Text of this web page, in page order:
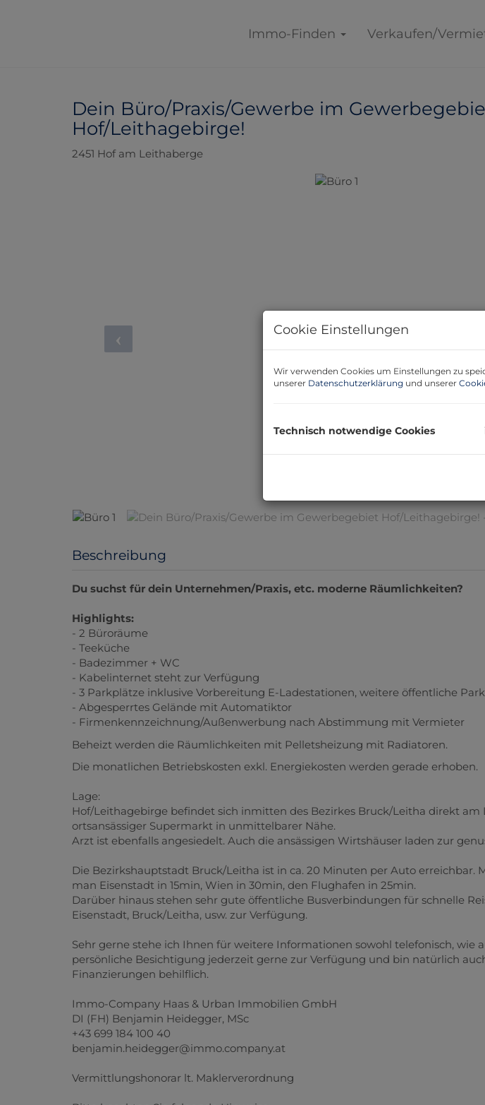
Immo-Finden Verkaufen/
Dein Büro/Praxis/Gewerbe im
Hof/Leithagebirge!
2451 Hof am Leithaberge
Beschreibung
Du suchst für dein Unternehmen/Praxis, etc. moderne Räumlichkeiten?
Highlights:
- 2 Büroräume
- Teeküche
- Badezimmer + WC
- Kabelinternet steht zur Verfügung
- 3 Parkplätze inklusive Vorbereitung E-Ladestationen, weitere öffentliche
- Abgesperrtes Gelände mit Automatiktor
- Firmenkennzeichnung/Außenwerbung nach Abstimmung mit Vermieter
Beheizt werden die Räumlichkeiten mit Pelletsheizung mit Radiatoren.
Die monatlichen Betriebskosten exkl. Energiekosten werden gerade erhoben.
Lage:
Hof/Leithagebirge befindet sich inmitten des Bezirkes Bruck/Leitha direkt am
ortsansässiger Supermarkt in unmittelbarer Nähe.
Arzt ist ebenfalls angesiedelt. Auch die ansässigen Wirtshäuser laden zur
Die Bezirkshauptstadt Bruck/Leitha ist in ca. 20 Minuten per Auto erreichbar.
man Eisenstadt in 15min, Wien in 30min, den Flughafen in 25min.
Darüber hinaus stehen sehr gute öffentliche Busverbindungen für schnelle
Eisenstadt, Bruck/Leitha, usw. zur Verfügung.
Sehr gerne stehe ich Ihnen für weitere Informationen sowohl telefonisch, wie
persönliche Besichtigung jederzeit gerne zur Verfügung und bin natürlich
Finanzierungen behilflich.
Immo-Company Haas & Urban Immobilien GmbH
DI (FH) Benjamin Heidegger, MSc
+43 699 184 100 40
benjamin.heidegger@immo.company.at
Vermittlungshonorar lt. Maklerverordnung
Bitte beachten Sie folgende Hinweise:
Ich ersuche um Verständnis, dass wir gemäß österreichischer Gewerbeordnung
1994) sowie unserer Nachweispflicht gegenüber dem Auftraggeber nur
Cookie Einstellungen
Wir verwenden Cookies um Einstellungen zu
unserer Datenschutzerklärung und unserer
Technisch notwendige Cookies